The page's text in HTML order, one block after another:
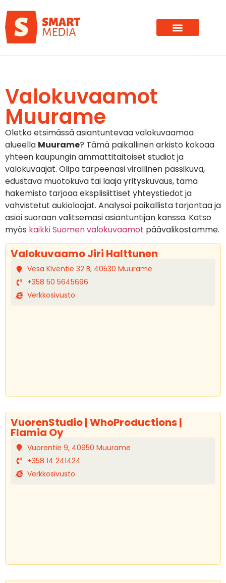
Valokuvaamot
Muurame
Oletko etsimässä asiantuntevaa valokuvaamoa
alueella Muurame? Tämä paikallinen arkisto kokoaa
yhteen kaupungin ammattitaitoiset studiot ja
valokuvaajat. Olipa tarpeenasi virallinen passikuva,
edustava muotokuva tai laaja yrityskuvaus, tämä
hakemisto tarjoaa eksplisiittiset yhteystiedot ja
vahvistetut aukioloajat. Analysoi paikallista tarjontaa ja
asioi suoraan valitsemasi asiantuntijan kanssa. Katso
myös kaikki Suomen valokuvaamot päävalikostamme.
Valokuvaamo Jiri Halttunen
Vesa Kiventie 32 B, 40530 Muurame
+358 50 5645696
Verkkosivusto
VuorenStudio | WhoProductions |
Flamia Oy
Vuorentie 9, 40950 Muurame
+358 14 241424
Verkkosivusto